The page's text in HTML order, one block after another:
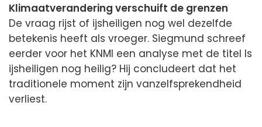
Klimaatverandering verschuift de grenzen
De vraag rijst of ijsheiligen nog wel dezelfde
betekenis heeft als vroeger. Siegmund schreef
eerder voor het KNMI een analyse met de titel Is
ijsheiligen nog heilig? Hij concludeert dat het
traditionele moment zijn vanzelfsprekendheid
verliest.